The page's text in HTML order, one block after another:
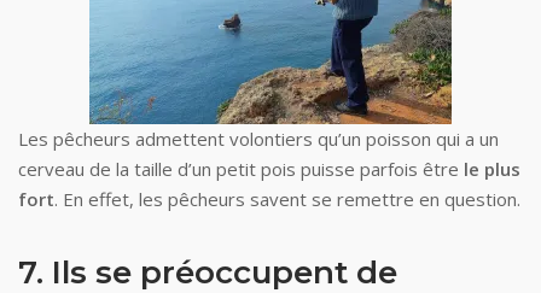
Les pêcheurs admettent volontiers qu’un poisson qui a un
cerveau de la taille d’un petit pois puisse parfois être le plus
fort. En effet, les pêcheurs savent se remettre en question.
7. Ils se préoccupent de